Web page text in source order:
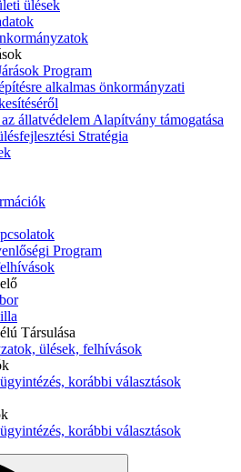
ülések
Program
alkalmas önkormányzati
állatvédelem Alapítvány támogatása
Stratégia
Program
Társulása
ülések, felhívások
korábbi választások
korábbi választások